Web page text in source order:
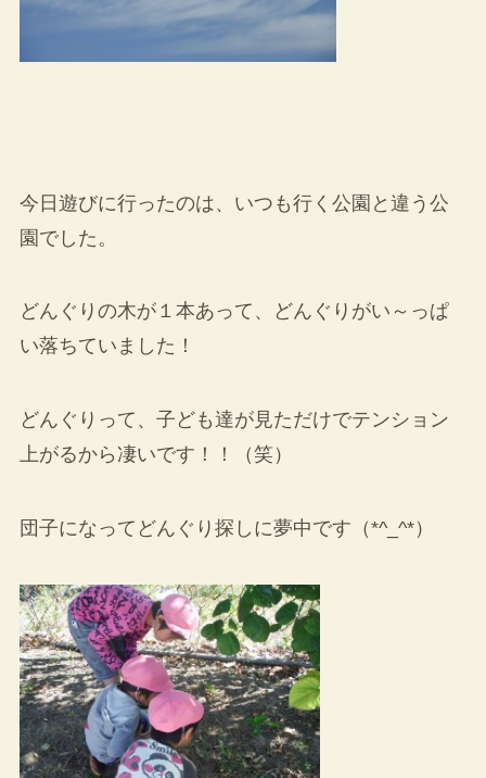
今日遊びに行ったのは、いつも行く公園と違う公
園でした。
どんぐりの木が１本あって、どんぐりがい～っぱ
い落ちていました！
どんぐりって、子ども達が見ただけでテンション
上がるから凄いです！！（笑）
団子になってどんぐり探しに夢中です（*^_^*）